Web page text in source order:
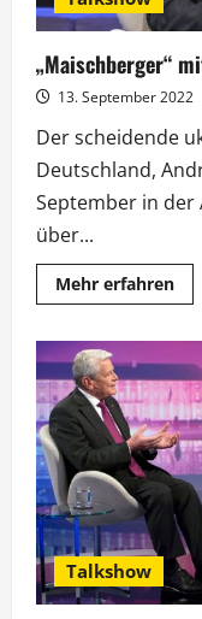
„Maischberger“
13. September 2022
Der scheidende
Deutschland,
September in der
über...
Mehr erfahren
Talkshow